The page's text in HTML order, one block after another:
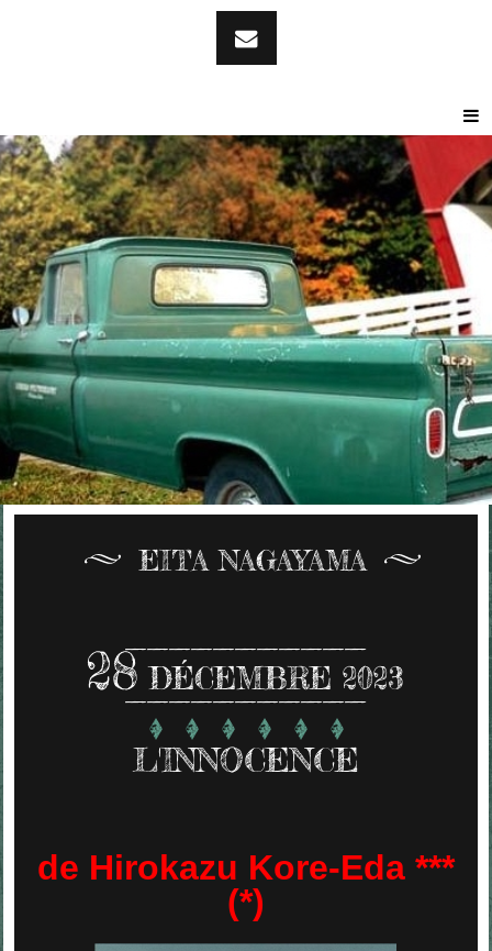
EITA NAGAYAMA
28 DÉCEMBRE 2023
L'INNOCENCE
de Hirokazu Kore-Eda ***
(*)